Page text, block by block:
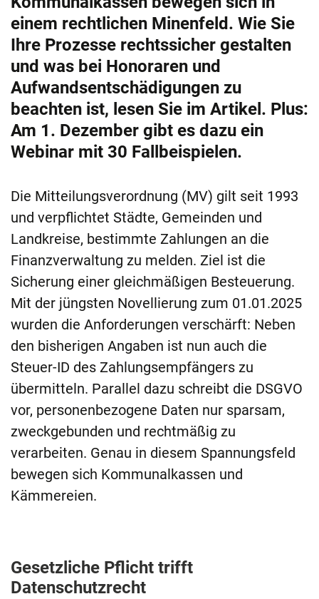
einem rechtlichen Minenfeld. Wie Sie
Ihre Prozesse rechtssicher gestalten
und was bei Honoraren und
Aufwandsentschädigungen zu
beachten ist, lesen Sie im Artikel. Plus:
Am 1. Dezember gibt es dazu ein
Webinar mit 30 Fallbeispielen.
Die Mitteilungsverordnung (MV) gilt seit 1993
und verpflichtet Städte, Gemeinden und
Landkreise, bestimmte Zahlungen an die
Finanzverwaltung zu melden. Ziel ist die
Sicherung einer gleichmäßigen Besteuerung.
Mit der jüngsten Novellierung zum 01.01.2025
wurden die Anforderungen verschärft: Neben
den bisherigen Angaben ist nun auch die
Steuer-ID des Zahlungsempfängers zu
übermitteln. Parallel dazu schreibt die DSGVO
vor, personenbezogene Daten nur sparsam,
zweckgebunden und rechtmäßig zu
verarbeiten. Genau in diesem Spannungsfeld
bewegen sich Kommunalkassen und
Kämmereien.
Gesetzliche Pflicht trifft
Datenschutzrecht